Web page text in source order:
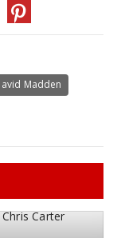
Madden